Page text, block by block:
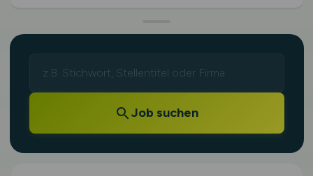
Job suchen